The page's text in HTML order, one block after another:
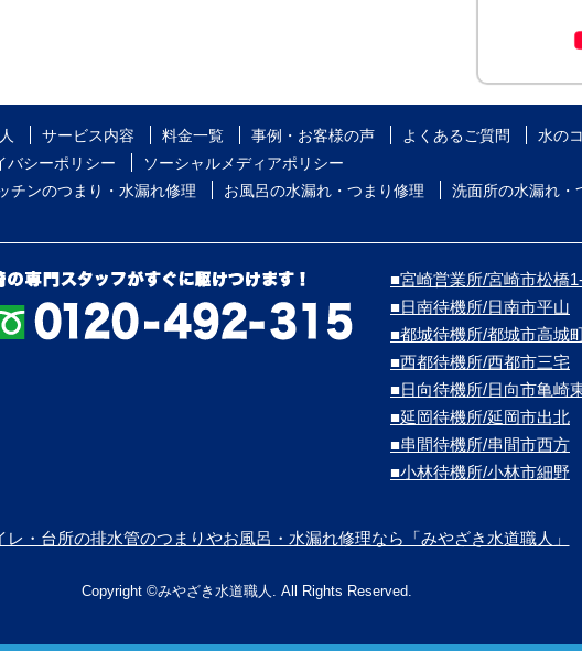
サービス内容 料金一覧 事例・お客様の声 よくあるご質問 水の
バシーポリシー
ソーシャルメディアポリシー
チンのつまり・水漏れ修理 お風呂の水漏れ・つまり修理 洗面所の水漏れ・
■宮崎営業所/宮崎市松橋
■日南待機所/日南市平山
■都城待機所/都城市高城
■西都待機所/西都市三宅
■日向待機所/日向市亀崎
■延岡待機所/延岡市出北
■串間待機所/串間市西方
■小林待機所/小林市細野
レ・台所の排水管のつまりやお風呂・水漏れ修理なら「みやざき水道職人」
Copyright ©みやざき水道職人. All Rights Reserved.